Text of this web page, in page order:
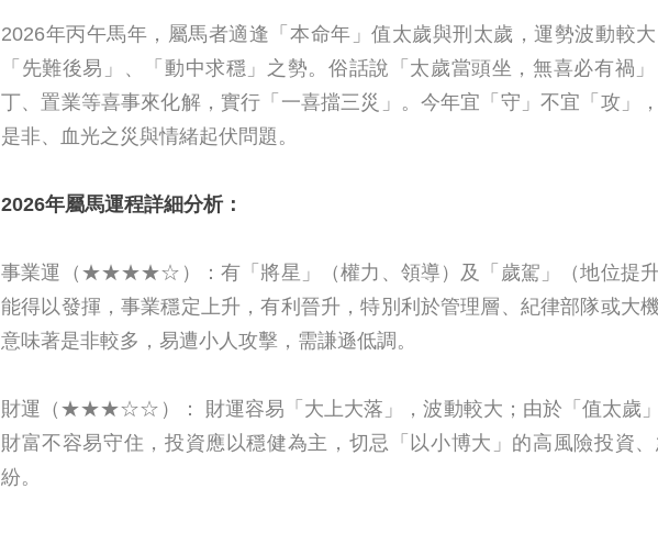
2026年丙午馬年，屬馬者適逢「本命年」值太歲與刑太歲，運勢波動較
「先難後易」、「動中求穩」之勢。俗話說「太歲當頭坐，無喜必有禍
丁、置業等喜事來化解，實行「一喜擋三災」。今年宜「守」不宜「攻」
是非、血光之災與情緒起伏問題。
2026年屬馬運程詳細分析：
事業運（★★★★☆）：有「將星」（權力、領導）及「歲駕」（地位提升
能得以發揮，事業穩定上升，有利晉升，特別利於管理層、紀律部隊或大
意味著是非較多，易遭小人攻擊，需謙遜低調。
財運（★★★☆☆）： 財運容易「大上大落」，波動較大；由於「值太歲」
財富不容易守住，投資應以穩健為主，切忌「以小博大」的高風險投資
紛。